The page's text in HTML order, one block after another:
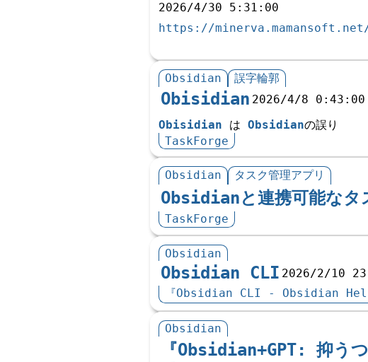
2026/4/30 5:31:00
https://
Obsidian 誤字輪郭
Obisidian 2026/4/8 0:43:00
Obisidian は Obsidianの誤り
TaskForge
Obsidian タスク管理アプリ
Obsidianと連携可能なタ
TaskForge
Obsidian
Obsidian CLI 2026/2/10
『Obsidian CLI - Obsidian Help
Obsidian
『Obsidian+GPT: 抑う